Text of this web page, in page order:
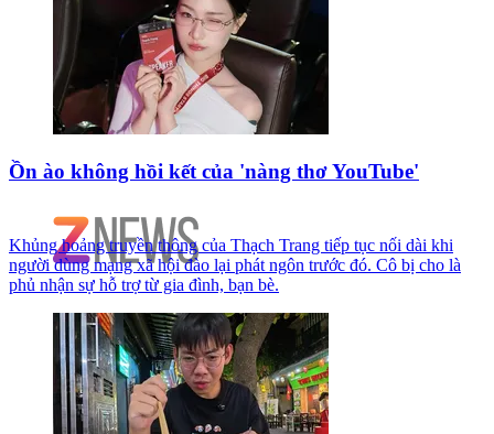
Ồn ào không hồi kết của 'nàng thơ YouTube'
Khủng hoảng truyền thông của Thạch Trang tiếp tục nối dài khi
người dùng mạng xã hội đào lại phát ngôn trước đó. Cô bị cho là
phủ nhận sự hỗ trợ từ gia đình, bạn bè.